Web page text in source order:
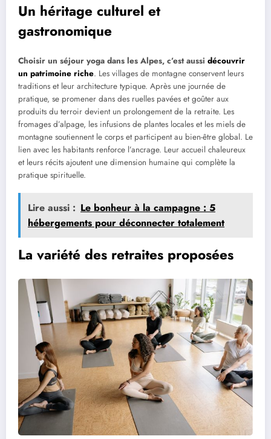
Un héritage culturel et
gastronomique
Choisir un séjour yoga dans les Alpes, c’est aussi découvrir
un patrimoine riche. Les villages de montagne conservent leurs
traditions et leur architecture typique. Après une journée de
pratique, se promener dans des ruelles pavées et goûter aux
produits du terroir devient un prolongement de la retraite. Les
fromages d’alpage, les infusions de plantes locales et les miels de
montagne soutiennent le corps et participent au bien-être global. Le
lien avec les habitants renforce l’ancrage. Leur accueil chaleureux
et leurs récits ajoutent une dimension humaine qui complète la
pratique spirituelle.
Lire aussi : Le bonheur à la campagne : 5
hébergements pour déconnecter totalement
La variété des retraites proposées